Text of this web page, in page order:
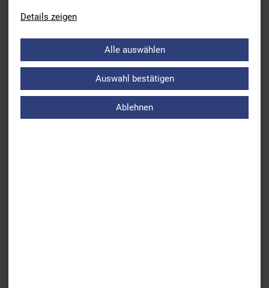
Bayerische Schwimm-Mehrkampf (SMK) Jahrg. 2010/11
Details zeigen
Alle auswählen
Auswahl bestätigen
Ablehnen